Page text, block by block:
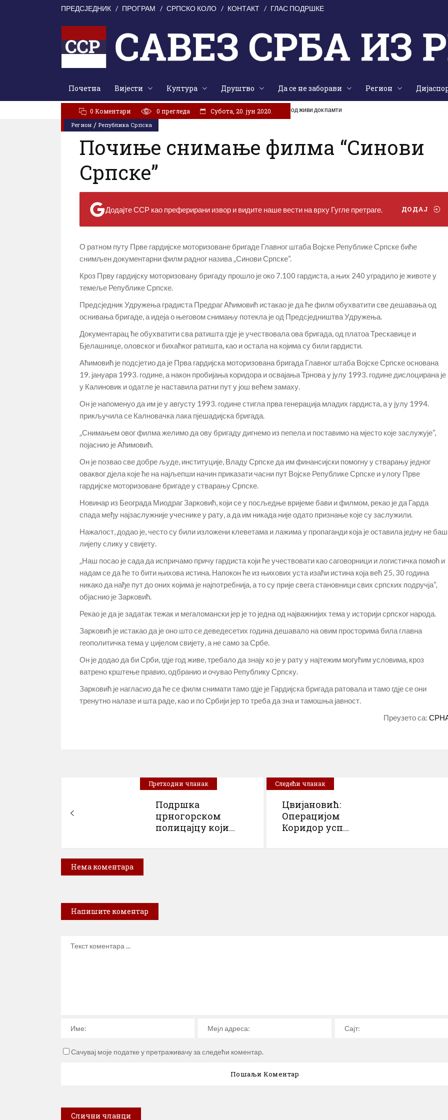
ПРЕДСЈЕДНИК ПРОГРАМ СРПСКО КОЛО КОНТАКТ ГЛАС ПОДРШКЕ
Почетна Вијести Култура Друштво Да се не заборави Регион
АКТУЕЛНО:
У Цркви Светог Марка молитвено сјећање на жртве „Олује“: Народ живи док памти
Регион / Република Српска
0 Коментари 0 прегледа Субота, 20. јун 2020.
Почиње снимање филма “Синови
Српске”
Додајте ССР као преферирани извор и видите наше вести на врху Гугле претраге. ДОДАЈ
О ратном путу Прве гардијске моторизоване бригаде Главног штаба Војске Републике Српске биће
снимљен документарни филм радног назива „Синови Српске“.
Кроз Прву гардијску моторизовану бригаду прошло је око 7.100 гардиста, а њих 240 уградило је животе у
темеље Републике Српске.
Предсједник Удружења градиста Предраг Аћимовић истакао је да ће филм обухватити све дешавања од
оснивања бригаде, а идеја о његовом снимању потекла је од Предсједништва Удружења.
Документарац ће обухватити сва ратишта гдје је учествовала ова бригада, од платоа Трескавице и
Бјелашнице, оловског и бихаћког ратишта, као и остала на којима су били гардисти.
Аћимовић је подсјетио да је Прва гардијска моторизована бригада Главног штаба Војске Српске основана
19. јануара 1993. године, а након пробијања коридора и освајања Трнова у јулу 1993. године дислоцирана је
у Калиновик и одатле је наставила ратни пут у још већем замаху.
Он је напоменуо да им је у августу 1993. године стигла прва генерација младих гардиста, а у јулу 1994.
прикључила се Калновачка лака пјешадијска бригада.
„Снимањем овог филма желимо да ову бригаду дигнемо из пепела и поставимо на мјесто које заслужује“,
појаснио је Аћимовић.
Он је позвао све добре људе, институције, Владу Српске да им финансијски помогну у стварању једног
оваквог дјела које ће на најљепши начин приказати часни пут Војске Републике Српске и улогу Прве
гардијске моторизоване бригаде у стварању Српске.
Новинар из Београда Миодраг Зарковић, који се у посљедње вријеме бави и филмом, рекао је да Гарда
спада међу најзаслужније учеснике у рату, а да им никада није одато признање које су заслужили.
Нажалост, додао је, често су били изложени клеветама и лажима у пропаганди која је оставила једну не баш
лијепу слику у свијету.
„Наш посао је сада да испричамо причу гардиста који ће учествовати као саговорници и логистичка помоћ и
надам се да ће то бити њихова истина. Напокон ће из њихових уста изаћи истина која већ 25, 30 година
никако да нађе пут до оних којима је најпотребнија, а то су прије свега становници свих српских подручја“,
објаснио је Зарковић.
Рекао је да је задатак тежак и мегаломански јер је то једна од најважнијих тема у историји српског народа.
Зарковић је истакао да је оно што се деведесетих година дешавало на овим просторима била главна
геополитичка тема у цијелом свијету, а не само за Србе.
Он је додао да би Срби, гдје год живе, требало да знају ко је у рату у најтежим могућим условима, кроз
ватрено крштење правио, одбранио и очувао Републику Српску.
Зарковић је нагласио да ће се филм снимати тамо гдје је Гардијска бригада ратовала и тамо гдје се они
тренутно налазе и шта раде, као и по Србији јер то треба да зна и тамошња јавност.
Преузето са:
Претходни чланак
Подршка
црногорском
полицајцу који...
Следећи чланак
Цвијановић:
Операцијом
Коридор усп...
Нема коментара
Напишите коментар
Сачувај моје податке у претраживачу за следећи коментар.
Слични чланци